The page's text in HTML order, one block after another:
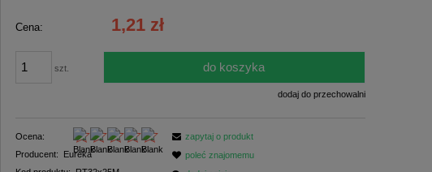
Cena nie zawiera ewentualnych kosztów
płatności
Cena: 1,21 zł
szt. do koszyka
dodaj do przechowalni
Ocena:
Producent:
Eureka
zapytaj o produkt
poleć znajomemu